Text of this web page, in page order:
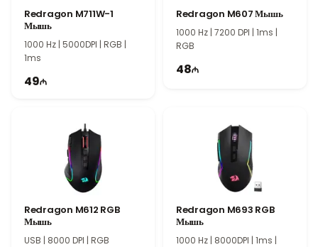
чувствительность DPI и компактный дизайн. Это отличный
выбор для дома, офиса и учебы, обеспечивающий
эффективную работу при выполнении повседневных
компьютерных задач.
Redragon M711W-1
Мышь
1000 Hz | 5000DPI | RGB |
1ms
49
Redragon M607 Мышь
1000 Hz | 7200 DPI | 1ms |
RGB
48
Redragon M612 RGB
Мышь
USB | 8000 DPI | RGB
Redragon M693 RGB
Мышь
1000 Hz | 8000DPI | 1ms |